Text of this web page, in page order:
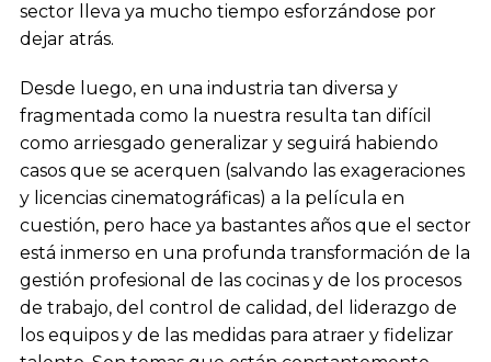
sector lleva ya mucho tiempo esforzándose por
dejar atrás.
Desde luego, en una industria tan diversa y
fragmentada como la nuestra resulta tan difícil
como arriesgado generalizar y seguirá habiendo
casos que se acerquen (salvando las exageraciones
y licencias cinematográficas) a la película en
cuestión, pero hace ya bastantes años que el sector
está inmerso en una profunda transformación de la
gestión profesional de las cocinas y de los procesos
de trabajo, del control de calidad, del liderazgo de
los equipos y de las medidas para atraer y fidelizar